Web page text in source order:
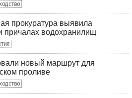
прокуратура выявила
причалах водохранилищ
новый маршрут для
проливе